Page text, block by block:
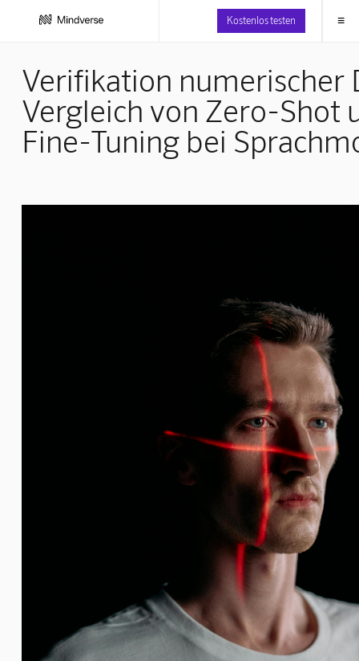
Kostenlos testen ≡
Verifikation numerischer
Vergleich von Zero-Shot
Fine-Tuning bei